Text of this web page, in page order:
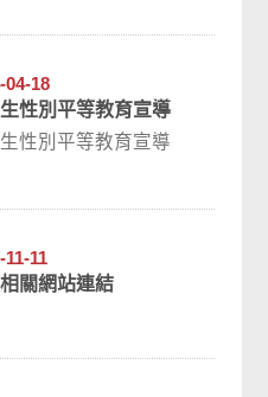
04-18
性別平等教育宣導
性別平等教育宣導
11-11
關網站連結